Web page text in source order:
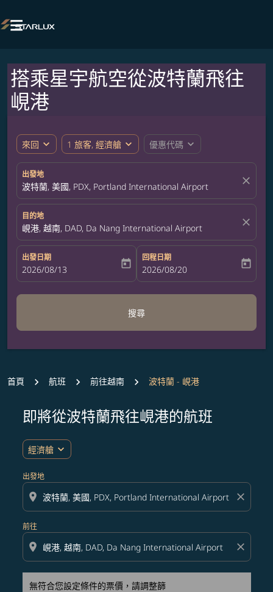

搭乘星宇航空從波特蘭飛往
峴港
來回 expand_more 1 旅客, 經濟艙 expand_more 優惠代碼 expand_more
出發地
波特蘭, 美國, PDX, Portland International Airport close
目的地
峴港, 越南, DAD, Da Nang International Airport close
出發日期
fc-booking-departure-date-aria-label
2026/08/13 today
回程日期
fc-booking-return-date-aria-label
2026/08/20 today
搜尋
首頁 航班 前往越南 波特蘭 - 峴港
即將從波特蘭飛往峴港的航班
經濟艙 expand_more
出發地
location_on close
前往
location_on close
無符合您設定條件的票價，請調整篩
無符合您設定條件的票價，請調整篩選條件。